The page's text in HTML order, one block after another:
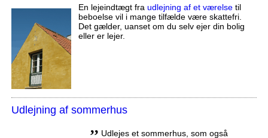
En lejeindtægt fra udlejning af et værelsetil
beboelse vil i mange tilfælde være skattefri.
Det gælder, uanset om du selv ejer din bolig
eller er lejer.
Udlejning af sommerhus
,, Udlejes et sommerhus, som også